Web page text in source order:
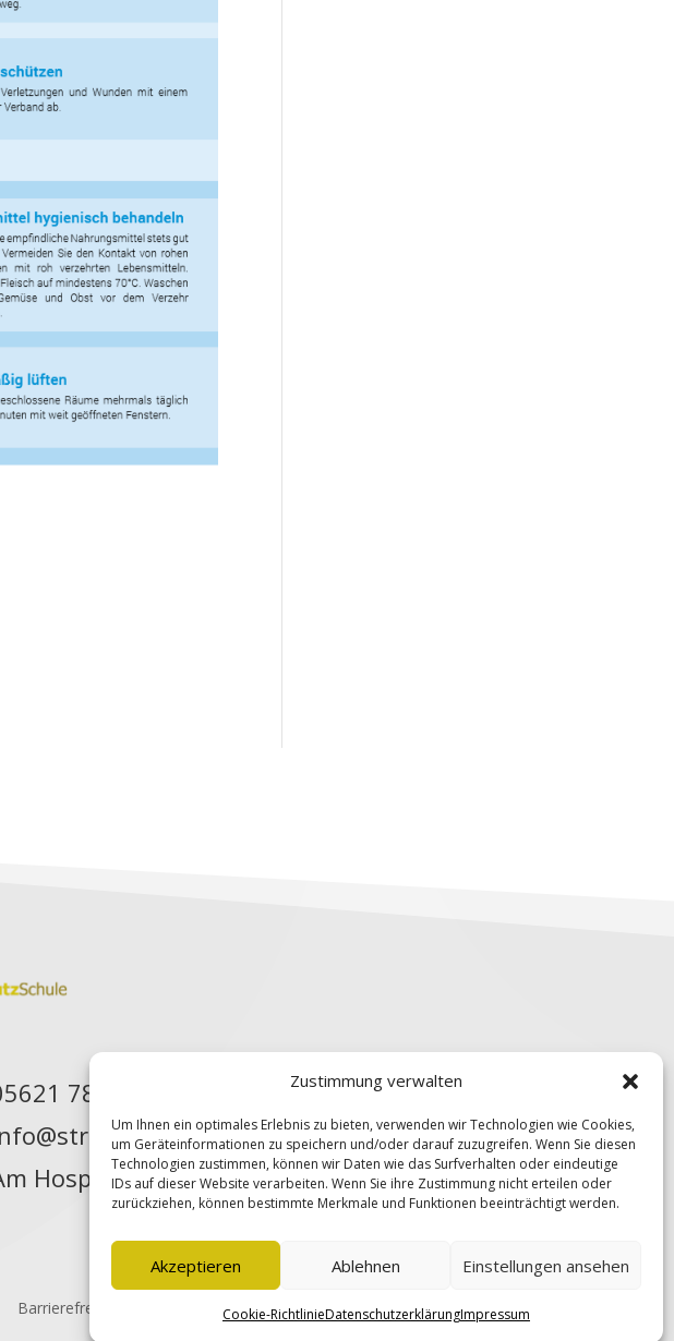
Zustimmung verwalten
Um Ihnen ein optimales Erlebnis zu bieten, verwenden wir Technologien wie Cookies,
um Geräteinformationen zu speichern und/oder darauf zuzugreifen. Wenn Sie diesen
Technologien zustimmen, können wir Daten wie das Surfverhalten oder eindeutige
IDs auf dieser Website verarbeiten. Wenn Sie ihre Zustimmung nicht erteilen oder
zurückziehen, können bestimmte Merkmale und Funktionen beeinträchtigt werden.
Akzeptieren Ablehnen Einstellungen ansehen
Cookie-RichtlinieDatenschutzerklärungImpressum
7833 – 1800
Hospital 11 • 34560 Fritzlar
Barrierefreiheit Cookie-Richtlinie (EU)